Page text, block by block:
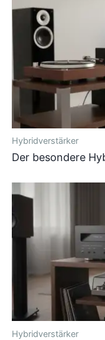
Hybridverstärker
Der besondere
Hybridverstärker